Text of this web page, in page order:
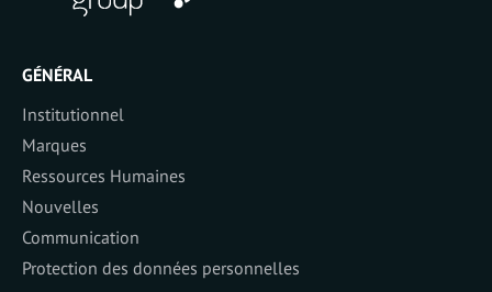
GÉNÉRAL
Institutionnel
Marques
Ressources Humaines
Nouvelles
Communication
Protection des données personnelles